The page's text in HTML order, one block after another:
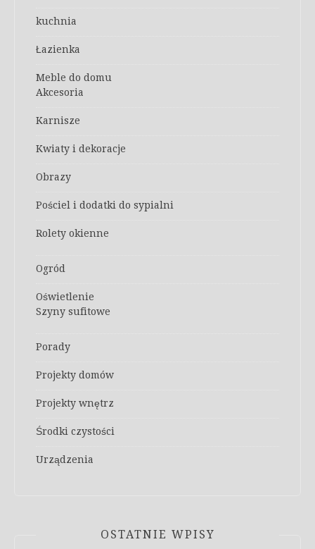
kuchnia
Łazienka
Meble do domu
Akcesoria
Karnisze
Kwiaty i dekoracje
Obrazy
Pościel i dodatki do sypialni
Rolety okienne
Ogród
Oświetlenie
Szyny sufitowe
Porady
Projekty domów
Projekty wnętrz
Środki czystości
Urządzenia
OSTATNIE WPISY